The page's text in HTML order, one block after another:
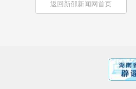
返回新邵新闻网首页